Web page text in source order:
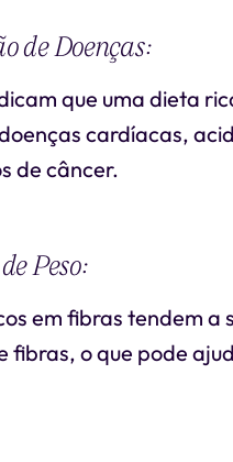
de Doenças:
que uma dieta
cardíacas,
de câncer.
Peso:
em fibras tendem a
fibras, o que pode